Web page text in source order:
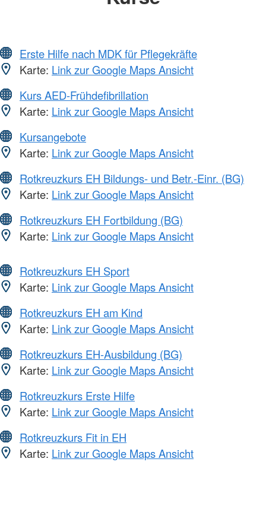
Erste Hilfe nach MDK für Pflegekräfte
Karte: Link zur Google Maps Ansicht
Kurs AED-Frühdefibrillation
Karte: Link zur Google Maps Ansicht
Kursangebote
Karte: Link zur Google Maps Ansicht
Rotkreuzkurs EH Bildungs- und Betr.-Einr. (BG)
Karte: Link zur Google Maps Ansicht
Rotkreuzkurs EH Fortbildung (BG)
Karte: Link zur Google Maps Ansicht
Rotkreuzkurs EH Sport
Karte: Link zur Google Maps Ansicht
Rotkreuzkurs EH am Kind
Karte: Link zur Google Maps Ansicht
Rotkreuzkurs EH-Ausbildung (BG)
Karte: Link zur Google Maps Ansicht
Rotkreuzkurs Erste Hilfe
Karte: Link zur Google Maps Ansicht
Rotkreuzkurs Fit in EH
Karte: Link zur Google Maps Ansicht